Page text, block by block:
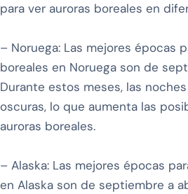
para ver auroras boreales en
– Noruega: Las mejores épocas
boreales en Noruega son de
Durante estos meses, las
oscuras, lo que aumenta las
auroras boreales.
– Alaska: Las mejores épocas
en Alaska son de septiembre a